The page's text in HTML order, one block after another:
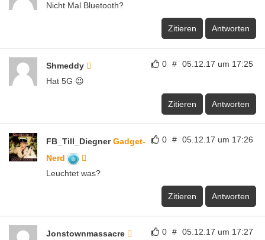
Nicht Mal Bluetooth?
Zitieren Antworten
0 # 05.12.17 um 17:25
Shmeddy
Hat 5G 😉
Zitieren Antworten
0 # 05.12.17 um 17:26
FB_Till_DiegnerGadget-
Nerd
Leuchtet was?
Zitieren Antworten
0 # 05.12.17 um 17:27
Jonstownmassacre